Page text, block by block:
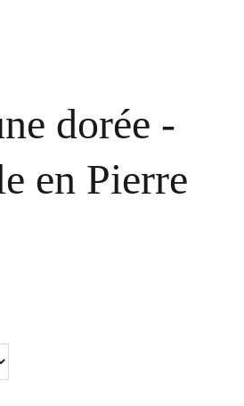
dorée -
en Pierre